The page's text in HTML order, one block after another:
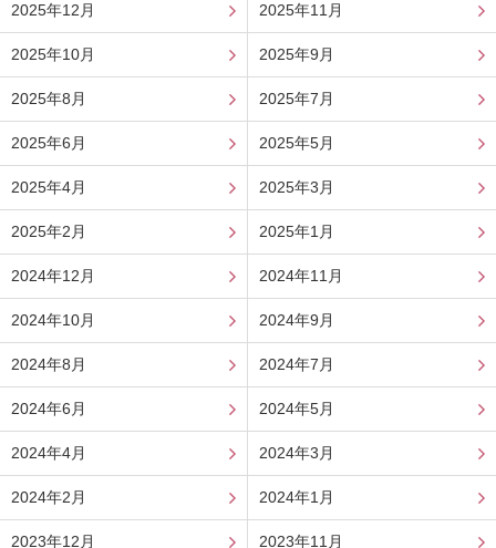
2025年12月 2025年11月
2025年10月 2025年9月
2025年8月 2025年7月
2025年6月 2025年5月
2025年4月 2025年3月
2025年2月 2025年1月
2024年12月 2024年11月
2024年10月 2024年9月
2024年8月 2024年7月
2024年6月 2024年5月
2024年4月 2024年3月
2024年2月 2024年1月
2023年12月 2023年11月